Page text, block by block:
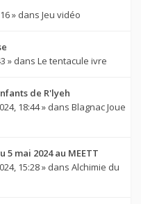
» dans Jeu vidéo
» dans Le tentacule ivre
de R'lyeh
18:44 » dans Blagnac Joue
5 mai 2024 au MEETT
15:28 » dans Alchimie du